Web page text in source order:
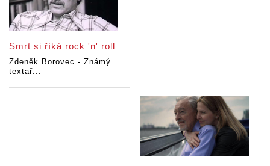
Smrt si říká rock 'n' roll
Zdeněk Borovec - Známý
textař...